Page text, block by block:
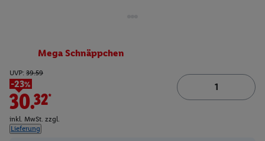
Mega Schnäppchen
UVP: 39.59
-23%
30.32*
inkl. MwSt. zzgl.
Lieferung